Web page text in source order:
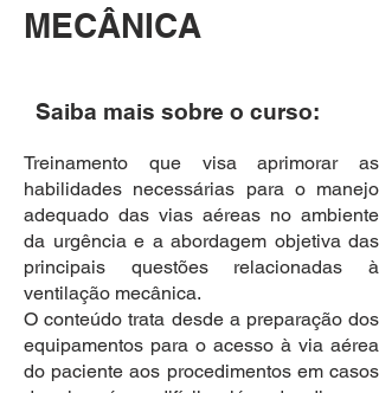
MECÂNICA
Saiba mais sobre o curso:
Treinamento que visa aprimorar as
habilidades necessárias para o manejo
adequado das vias aéreas no ambiente
da urgência e a abordagem objetiva das
principais questões relacionadas à
ventilação mecânica.
O conteúdo trata desde a preparação dos
equipamentos para o acesso à via aérea
do paciente aos procedimentos em casos